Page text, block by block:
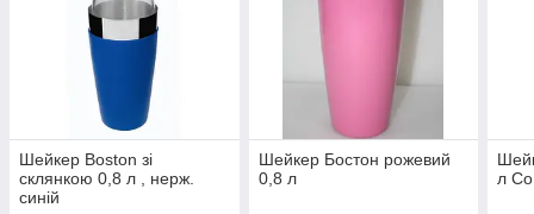
Шейкер Boston зі
склянкою 0,8 л , нерж.
синій
Шейкер Бостон рожевий
0,8 л
л